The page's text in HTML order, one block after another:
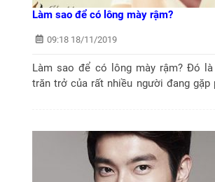
Làm sao để có lông mày rậm?
09:18 18/11/2019
Làm sao để có lông mày rậm? Đó
trăn trở của rất nhiều người đang gặp